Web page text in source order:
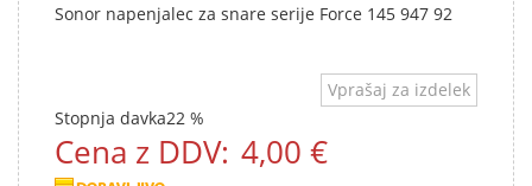
Sonor napenjalec za snare serije Force 145 947 92
Vprašaj za izdelek
Stopnja davka22 %
Cena z DDV: 4,00 €